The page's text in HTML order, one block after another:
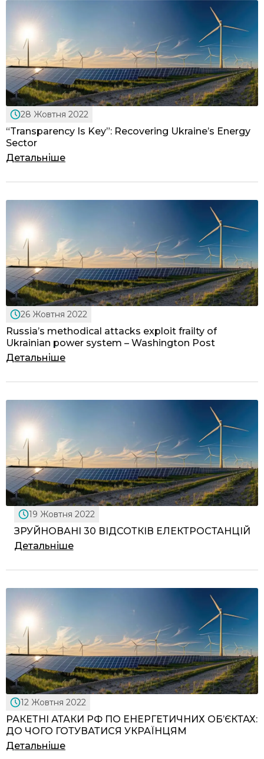
28 Жовтня 2022
“Transparency Is Key”: Recovering Ukraine’s Energy
Sector
Детальніше
26 Жовтня 2022
Russia’s methodical attacks exploit frailty of
Ukrainian power system – Washington Post
Детальніше
19 Жовтня 2022
ЗРУЙНОВАНІ 30 ВІДСОТКІВ ЕЛЕКТРОСТАНЦІЙ
Детальніше
12 Жовтня 2022
РАКЕТНІ АТАКИ РФ ПО ЕНЕРГЕТИЧНИХ ОБ’ЄКТАХ:
ДО ЧОГО ГОТУВАТИСЯ УКРАЇНЦЯМ
Детальніше